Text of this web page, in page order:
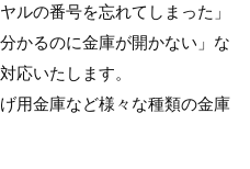
ルの番号を忘れてしまった」
かるのに金庫が開かない」な
応いたします。
用金庫など様々な種類の金庫